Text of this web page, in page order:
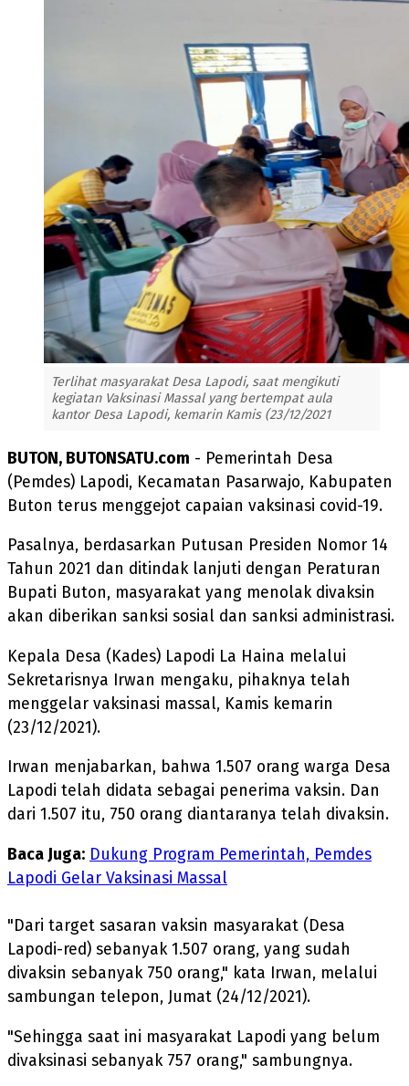
Terlihat masyarakat Desa Lapodi, saat mengikuti
kegiatan Vaksinasi Massal yang bertempat aula
kantor Desa Lapodi, kemarin Kamis (23/12/2021
BUTON, BUTONSATU.com - Pemerintah Desa
(Pemdes) Lapodi, Kecamatan Pasarwajo, Kabupaten
Buton terus menggejot capaian vaksinasi covid-19.
Pasalnya, berdasarkan Putusan Presiden Nomor 14
Tahun 2021 dan ditindak lanjuti dengan Peraturan
Bupati Buton, masyarakat yang menolak divaksin
akan diberikan sanksi sosial dan sanksi administrasi.
Kepala Desa (Kades) Lapodi La Haina melalui
Sekretarisnya Irwan mengaku, pihaknya telah
menggelar vaksinasi massal, Kamis kemarin
(23/12/2021).
Irwan menjabarkan, bahwa 1.507 orang warga Desa
Lapodi telah didata sebagai penerima vaksin. Dan
dari 1.507 itu, 750 orang diantaranya telah divaksin.
Baca Juga: Dukung Program Pemerintah, Pemdes
Lapodi Gelar Vaksinasi Massal
"Dari target sasaran vaksin masyarakat (Desa
Lapodi-red) sebanyak 1.507 orang, yang sudah
divaksin sebanyak 750 orang," kata Irwan, melalui
sambungan telepon, Jumat (24/12/2021).
"Sehingga saat ini masyarakat Lapodi yang belum
divaksinasi sebanyak 757 orang," sambungnya.